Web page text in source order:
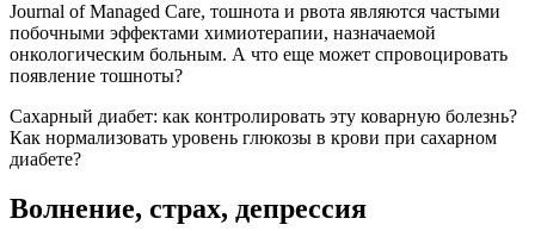
Journal of Managed Care, тошнота и рвота являются частыми
побочными эффектами химиотерапии, назначаемой
онкологическим больным. А что еще может спровоцировать
появление тошноты?
Сахарный диабет: как контролировать эту коварную болезнь?
Как нормализовать уровень глюкозы в крови при сахарном
диабете?
Волнение, страх, депрессия